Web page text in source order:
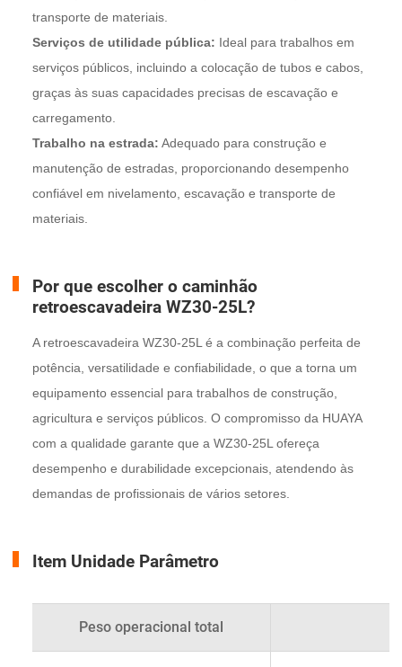
transporte de materiais.
Serviços de utilidade pública: Ideal para trabalhos em
serviços públicos, incluindo a colocação de tubos e cabos,
graças às suas capacidades precisas de escavação e
carregamento.
Trabalho na estrada: Adequado para construção e
manutenção de estradas, proporcionando desempenho
confiável em nivelamento, escavação e transporte de
materiais.
Por que escolher o caminhão
retroescavadeira WZ30-25L?
A retroescavadeira WZ30-25L é a combinação perfeita de
potência, versatilidade e confiabilidade, o que a torna um
equipamento essencial para trabalhos de construção,
agricultura e serviços públicos. O compromisso da HUAYA
com a qualidade garante que a WZ30-25L ofereça
desempenho e durabilidade excepcionais, atendendo às
demandas de profissionais de vários setores.
Item Unidade Parâmetro
Peso operacional total